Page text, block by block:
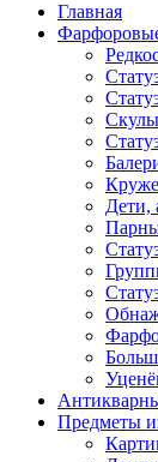
Главная
Дети,
Предметы